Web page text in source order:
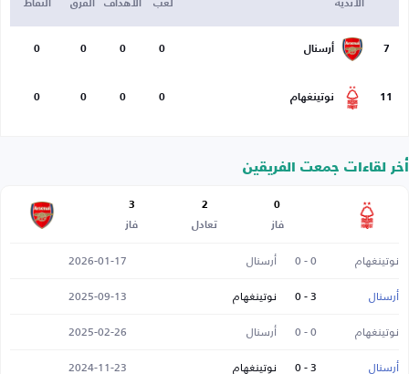
الأندية لعب الأهداف الفرق النقاط
7 أرسنال 0
0
0
0
11 نوتينغهام 0
0
0
0
أخر لقاءات جمعت الفريقين
0
فاز
2
تعادل
3
فاز
نوتينغهام 0 - 0 أرسنال
2026-01-17
أرسنال
3 - 0 نوتينغهام
2025-09-13
نوتينغهام
0 - 0 أرسنال
2025-02-26
أرسنال
3 - 0 نوتينغهام
2024-11-23